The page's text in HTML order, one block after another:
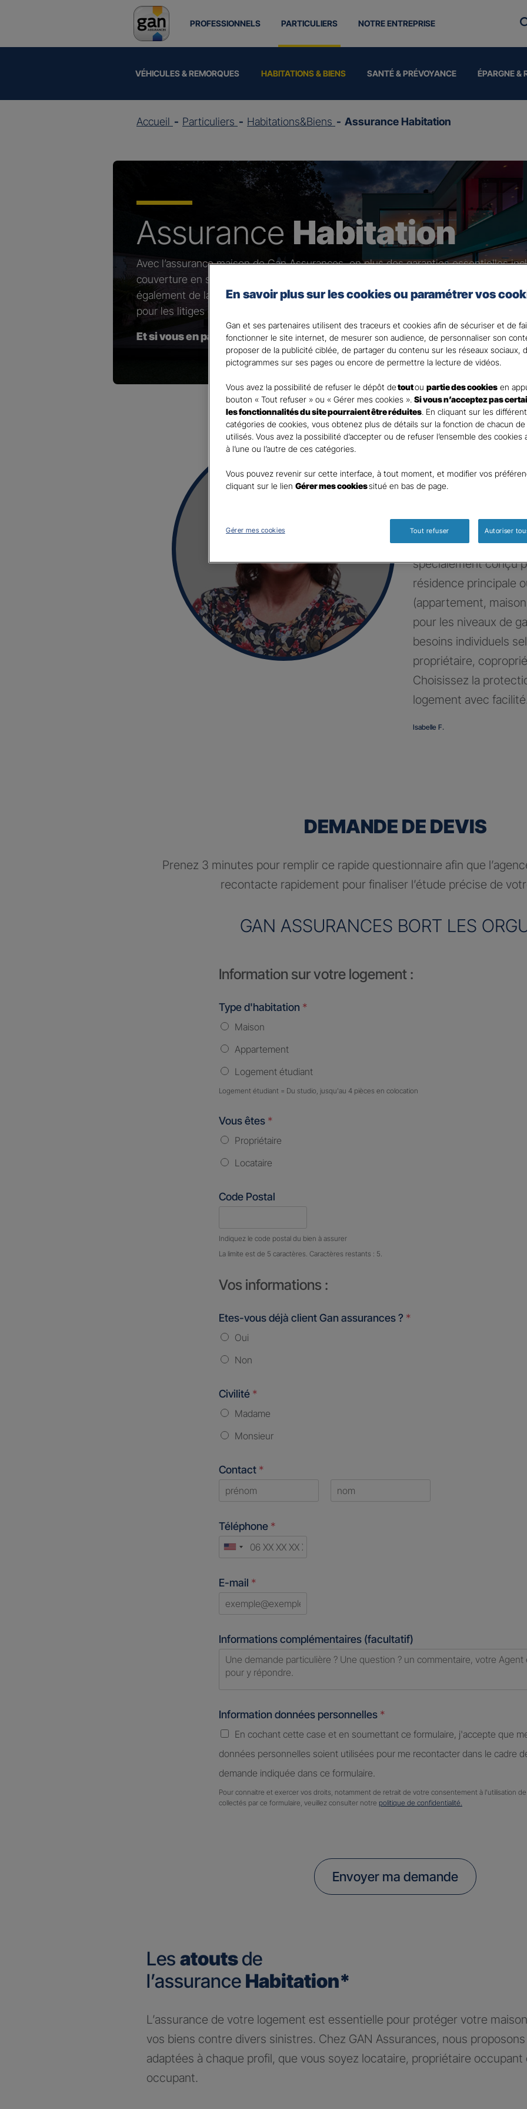
PROFESSIONNELS PARTICULIERS
VÉHICULES & REMORQUES HABITATIONS & BIENS SANTÉ & PRÉVOYANCE ÉPARGNE &
NOTRE ENTREPRISE
Accueil Particuliers Habitations&Biens Assurance Habitation
Assurance Habitation
Avec l’assurance maison de Gan Assurances, en plus des garanties essentielles
couverture en sélectionnant les garanties adaptées à votre domicile et à vos
également de la possibilité d’inclure l’assurance scolaire pour vos enfants et
pour les litiges contractuels. Choisissez la tranquillité d’esprit avec notre
Et si vous en parliez avec votre Agent général ?
Parole
d’expert !
Bénéficiez d’un
spécialement conçu
résidence principale
(appartement,
pour les niveaux de
besoins individuels
propriétaire,
Choisissez la
logement avec
Isabelle F.
DEMANDE DE DEVIS
Prenez 3 minutes pour remplir ce rapide questionnaire afin que
recontacte rapidement pour finaliser l’étude précise de
GAN ASSURANCES BORT LES
Information sur votre logement :
Type d'habitation *
Maison
Appartement
Logement étudiant
Logement étudiant = Du studio, jusqu'au 4 pièces en colocation
Vous êtes *
Propriétaire
Locataire
Code Postal
Nombre de caractères restants :
Indiquez le code postal du bien à assurer
La limite est de 5 caractères. Caractères restants : 5.
Vos informations :
Etes-vous déjà client Gan assurances ? *
Oui
Non
Civilité *
Madame
Monsieur
Contact *
Téléphone *
United
E-mail *
Informations complémentaires (facultatif)
Information données personnelles *
En cochant cette case et en soumettant ce formulaire, j'accepte que
données personnelles soient utilisées pour me recontacter dans le cadre
demande indiquée dans ce formulaire.
Pour connaitre et exercer vos droits, notamment de retrait de votre consentement à l'utilisation
collectés par ce formulaire, veuillez consulter notre politique de confidentialité.
Envoyer ma demande
Les atoutsde
l’assurance Habitation*
​L’assurance de votre logement est essentielle pour protéger votre
vos biens contre divers sinistres. Chez GAN Assurances, nous
adaptées à chaque profil, que vous soyez locataire, propriétaire
occupant.
En savoir plus sur les cookies ou paramétrer vos
Gan et ses partenaires utilisent des traceurs et cookies afin de sécuriser et de
fonctionner le site internet, de mesurer son audience, de personnaliser son
proposer de la publicité ciblée, de partager du contenu sur les réseaux sociaux,
pictogrammes sur ses pages ou encore de permettre la lecture de vidéos.
Vous avez la possibilité de refuser le dépôt detoutou partie des cookies en
bouton « Tout refuser » ou « Gérer mes cookies ». Si vous n’acceptez pas
les fonctionnalités du site pourraient être réduites. En cliquant sur les
catégories de cookies, vous obtenez plus de détails sur la fonction de chacun
utilisés. Vous avez la possibilité d’accepter ou de refuser l’ensemble des cookies
à l’une ou l’autre de ces catégories.
Vous pouvez revenir sur cette interface, à tout moment, et modifier vos
cliquant sur le lien Gérer mes cookiessitué en bas de page.
Gérer mes cookies Tout refuser Autoriser